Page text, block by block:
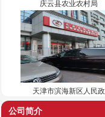
庆云县农业农村局
天津市滨海新区人民政
公司简介